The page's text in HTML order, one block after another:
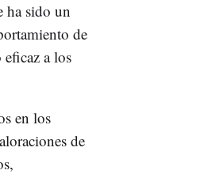
ha sido un
de
a los
en los
de